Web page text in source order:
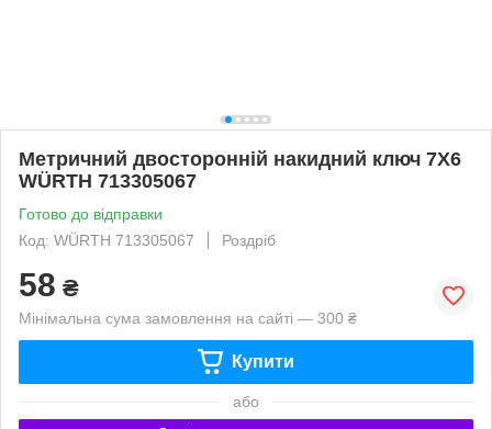
Метричний двосторонній накидний ключ 7X6
WÜRTH 713305067
Готово до відправки
Код: WÜRTH 713305067
Роздріб
58 ₴
Мінімальна сума замовлення на сайті — 300 ₴
Купити
або